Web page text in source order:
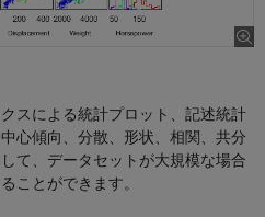
生
スによる統計プロット、記述統計
心傾向、分散、形状、相関、共分
て、データセットが大規模な場合
ことができます。